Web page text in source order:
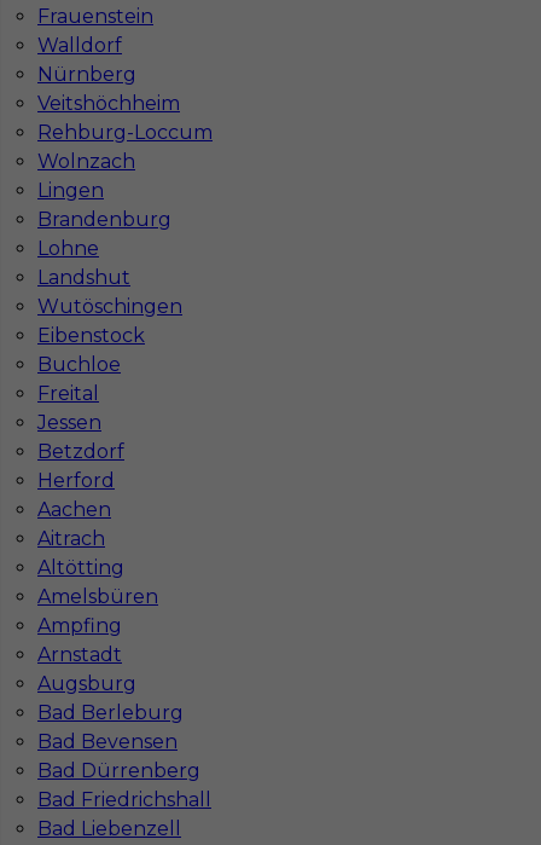
Frauenstein
Walldorf
Nürnberg
Veitshöchheim
Rehburg-Loccum
Wolnzach
Lingen
Brandenburg
Lohne
Landshut
Wutöschingen
Eibenstock
Buchloe
Freital
Jessen
Betzdorf
Herford
Aachen
Aitrach
Altötting
Amelsbüren
Ampfing
Arnstadt
Augsburg
Bad Berleburg
Bad Bevensen
Bad Dürrenberg
Bad Friedrichshall
Bad Liebenzell
Praca elektryk w Niemczech
Kategoria
Elektryk
Lokalizacja
Wymagane języki
Niemiecki podstawowy
Stawka 16 - 18 € / h
1
Znaleziono 2 wyników
Jak znaleźć pracę za granicą?
Czy praca Niemcy na budowie nadal się
opłaca przy obecnych kosztach życia?